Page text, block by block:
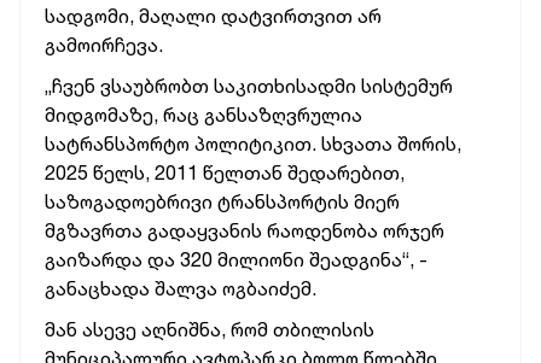
სადგომი, მაღალი დატვირთვით არ
გამოირჩევა.
„ჩვენ ვსაუბრობთ საკითხისადმი სისტემურ
მიდგომაზე, რაც განსაზღვრულია
სატრანსპორტო პოლიტიკით. სხვათა შორის,
2025 წელს, 2011 წელთან შედარებით,
საზოგადოებრივი ტრანსპორტის მიერ
მგზავრთა გადაყვანის რაოდენობა ორჯერ
გაიზარდა და 320 მილიონი შეადგინა“, -
განაცხადა შალვა ოგბაიძემ.
მან ასევე აღნიშნა, რომ თბილისის
მუნიციპალური ავტოპარკი ბოლო წლებში